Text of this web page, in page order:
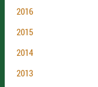
2016
2015
2014
2013